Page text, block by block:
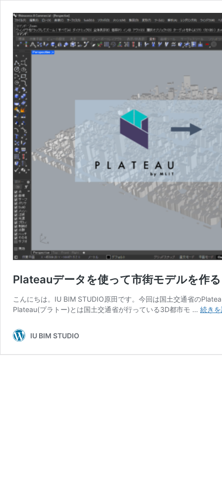
Plateauデータを使って市街モデルを作
こんにちは。IU BIM STUDIO原田です。今回は国土交通省の
Plateau(プラトー)とは国土交通省が行っている3D都市モ … 続き
IU BIM STUDIO